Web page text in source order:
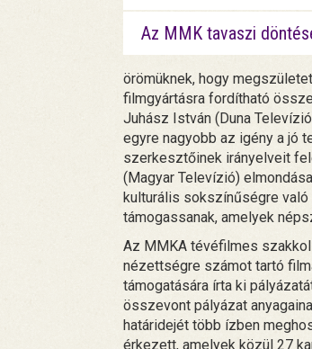
Az MMK tavaszi
örömüknek, hogy
filmgyártásra fordítható
Juhász István (Duna
egyre nagyobb az igény a jó
szerkesztőinek irányelveit
(Magyar Televízió)
kulturális sokszínűségre
támogassanak, amelyek
Az MMKA tévéfilmes
nézettségre számot tartó
támogatására írta ki
összevont pályázat
határidejét több ízben
érkezett, amelyek közül 27